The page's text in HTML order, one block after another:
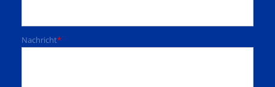
Nachricht*